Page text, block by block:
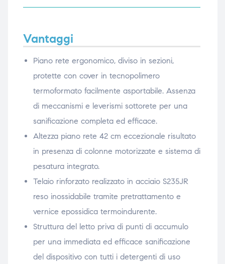
Vantaggi
Piano rete ergonomico, diviso in sezioni,
protette con cover in tecnopolimero
termoformato facilmente asportabile. Assenza
di meccanismi e leverismi sottorete per una
sanificazione completa ed efficace.
Altezza piano rete 42 cm eccezionale risultato
in presenza di colonne motorizzate e sistema di
pesatura integrato.
Telaio rinforzato realizzato in acciaio S235JR
reso inossidabile tramite pretrattamento e
vernice epossidica termoindurente.
Struttura del letto priva di punti di accumulo
per una immediata ed efficace sanificazione
del dispositivo con tutti i detergenti di uso